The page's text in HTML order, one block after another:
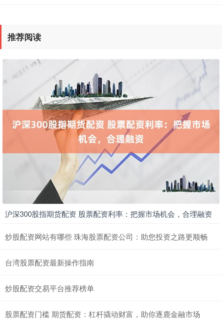
推荐阅读
沪深300股指期货配资 股票配资利率：把握市场机会，合理融资
炒股配资网站有哪些 珠海股票配资公司：助您投资之路更顺畅
台湾股票配资最新操作指南
炒股配资交易平台推荐榜单
股票配资门槛 期货配资：杠杆撬动财富，助你逐鹿金融市场